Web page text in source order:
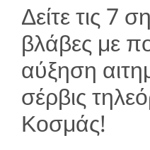
Δείτε τις 7
βλάβες με
αύξηση
σέρβις
Κοσμάς!